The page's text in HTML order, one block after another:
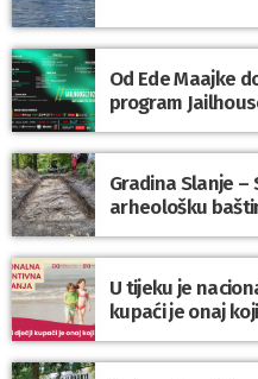
Od Ede Maajke
program
Gradina Slanje
arheološku
U tijeku je
kupaći je onaj